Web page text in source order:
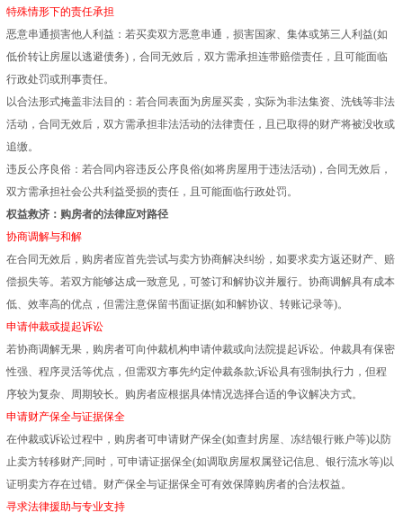
特殊情形下的责任承担
恶意串通损害他人利益：若买卖双方恶意串通，损害国家、集体或第三人利益(如
低价转让房屋以逃避债务)，合同无效后，双方需承担连带赔偿责任，且可能面临
行政处罚或刑事责任。
以合法形式掩盖非法目的：若合同表面为房屋买卖，实际为非法集资、洗钱等非法
活动，合同无效后，双方需承担非法活动的法律责任，且已取得的财产将被没收或
追缴。
违反公序良俗：若合同内容违反公序良俗(如将房屋用于违法活动)，合同无效后，
双方需承担社会公共利益受损的责任，且可能面临行政处罚。
权益救济：购房者的法律应对路径
协商调解与和解
在合同无效后，购房者应首先尝试与卖方协商解决纠纷，如要求卖方返还财产、赔
偿损失等。若双方能够达成一致意见，可签订和解协议并履行。协商调解具有成本
低、效率高的优点，但需注意保留书面证据(如和解协议、转账记录等)。
申请仲裁或提起诉讼
若协商调解无果，购房者可向仲裁机构申请仲裁或向法院提起诉讼。仲裁具有保密
性强、程序灵活等优点，但需双方事先约定仲裁条款;诉讼具有强制执行力，但程
序较为复杂、周期较长。购房者应根据具体情况选择合适的争议解决方式。
申请财产保全与证据保全
在仲裁或诉讼过程中，购房者可申请财产保全(如查封房屋、冻结银行账户等)以防
止卖方转移财产;同时，可申请证据保全(如调取房屋权属登记信息、银行流水等)以
证明卖方存在过错。财产保全与证据保全可有效保障购房者的合法权益。
寻求法律援助与专业支持